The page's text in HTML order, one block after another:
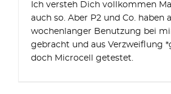
Ich versteh Dich vollkommen
auch so. Aber P2 und Co. haben
wochenlanger Benutzung bei
gebracht und aus Verzweiflung
doch Microcell getestet.